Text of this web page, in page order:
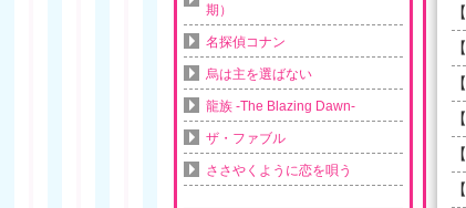
【
【
【
【
【
【
期）
名探偵コナン
烏は主を選ばない
龍族 -The Blazing Dawn-
ザ・ファブル
ささやくように恋を唄う